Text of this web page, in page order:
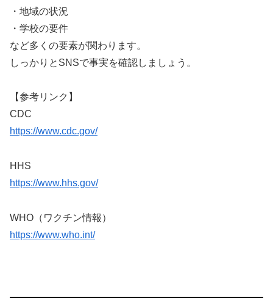
・地域の状況
・学校の要件
など多くの要素が関わります。
しっかりとSNSで事実を確認しましょう。
【参考リンク】
CDC
https://www.cdc.gov/
HHS
https://www.hhs.gov/
WHO（ワクチン情報）
https://www.who.int/